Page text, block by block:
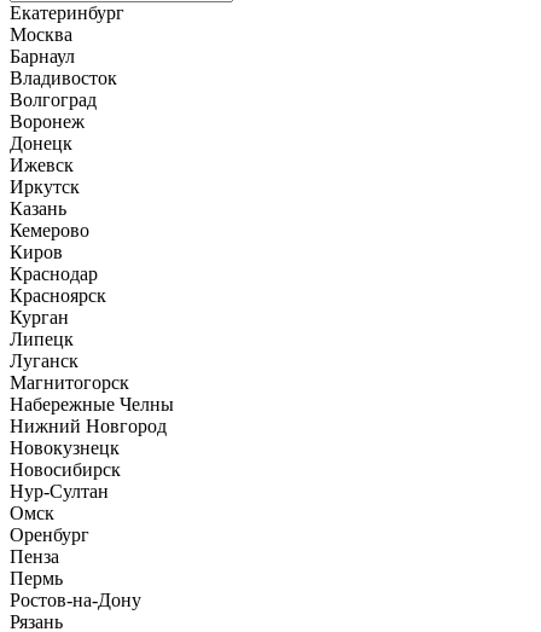
Екатеринбург
Москва
Барнаул
Владивосток
Волгоград
Воронеж
Донецк
Ижевск
Иркутск
Казань
Кемерово
Киров
Краснодар
Красноярск
Курган
Липецк
Луганск
Магнитогорск
Набережные Челны
Нижний Новгород
Новокузнецк
Новосибирск
Нур-Султан
Омск
Оренбург
Пенза
Пермь
Ростов-на-Дону
Рязань